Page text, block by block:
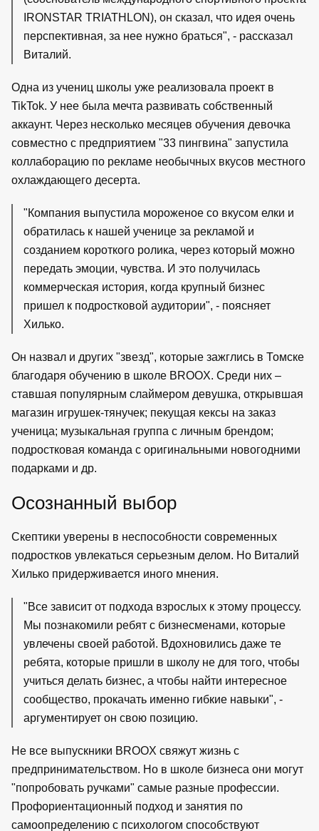
IRONSTAR TRIATHLON), он сказал, что идея очень
перспективная, за нее нужно браться", - рассказал
Виталий.
Одна из учениц школы уже реализовала проект в
TikTok. У нее была мечта развивать собственный
аккаунт. Через несколько месяцев обучения девочка
совместно с предприятием "33 пингвина" запустила
коллаборацию по рекламе необычных вкусов местного
охлаждающего десерта.
"Компания выпустила мороженое со вкусом елки и
обратилась к нашей ученице за рекламой и
созданием короткого ролика, через который можно
передать эмоции, чувства. И это получилась
коммерческая история, когда крупный бизнес
пришел к подростковой аудитории", - поясняет
Хилько.
Он назвал и других "звезд", которые зажглись в Томске
благодаря обучению в школе BROOX. Среди них –
ставшая популярным слаймером девушка, открывшая
магазин игрушек-тянучек; пекущая кексы на заказ
ученица; музыкальная группа с личным брендом;
подростковая команда с оригинальными новогодними
подарками и др.
Осознанный выбор
Скептики уверены в неспособности современных
подростков увлекаться серьезным делом. Но Виталий
Хилько придерживается иного мнения.
"Все зависит от подхода взрослых к этому процессу.
Мы познакомили ребят с бизнесменами, которые
увлечены своей работой. Вдохновились даже те
ребята, которые пришли в школу не для того, чтобы
учиться делать бизнес, а чтобы найти интересное
сообщество, прокачать именно гибкие навыки", -
аргументирует он свою позицию.
Не все выпускники BROOX свяжут жизнь с
предпринимательством. Но в школе бизнеса они могут
"попробовать ручками" самые разные профессии.
Профориентационный подход и занятия по
самоопределению с психологом способствуют